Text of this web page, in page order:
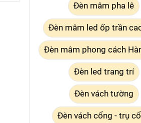
Đèn mâm pha lê
Đèn mâm led ốp trần
Đèn mâm phong cách
Đèn led trang trí
Đèn vách tường
Đèn vách cổng - trụ